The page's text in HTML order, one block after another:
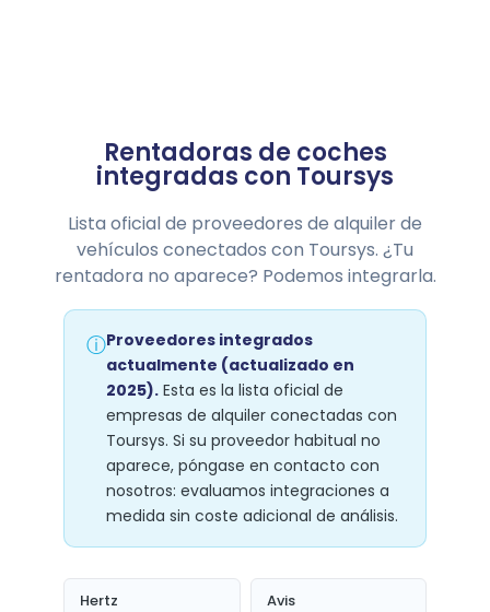
Rentadoras de coches
integradas con Toursys
Lista oficial de proveedores de alquiler de
vehículos conectados con Toursys. ¿Tu
rentadora no aparece? Podemos integrarla.
ⓘProveedores integrados
actualmente (actualizado en
2025). Esta es la lista oficial de
empresas de alquiler conectadas con
Toursys. Si su proveedor habitual no
aparece, póngase en contacto con
nosotros: evaluamos integraciones a
medida sin coste adicional de análisis.
Hertz Avis